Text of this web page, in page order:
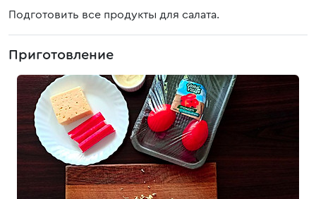
Подготовить все продукты для салата.
Приготовление